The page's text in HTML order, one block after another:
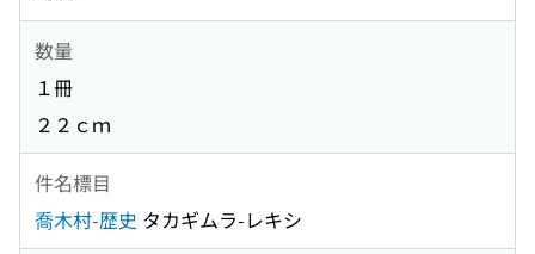
数量
１冊
２２ｃｍ
件名標目
喬木村-歴史 タカギムラ-レキシ